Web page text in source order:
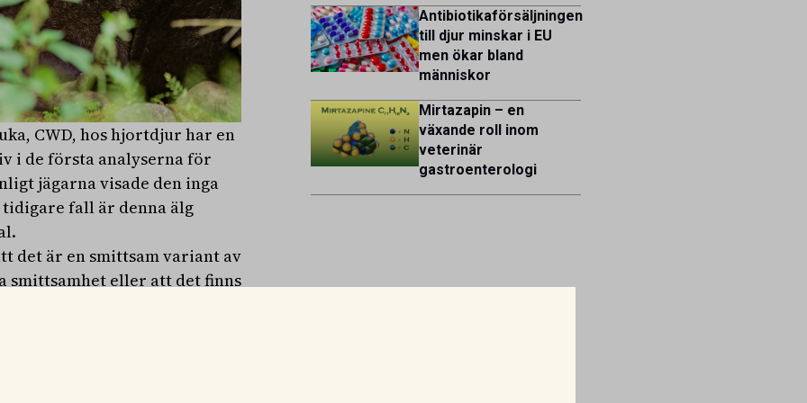
CWD, hos hjortdjur har en
i de första analyserna för
jägarna visade den inga
tidigare fall är denna älg
det är en smittsam variant av
smittsamhet eller att det finns
utveckling av sjukdomen. Vi
fall, men det handlar inte om
det finns fortfarande
Nöremark på SVA i ett
Antibiotikaförsäljningen
till djur minskar i EU
men ökar bland
människor
Mirtazapin – en
växande roll inom
veterinär
gastroenterologi